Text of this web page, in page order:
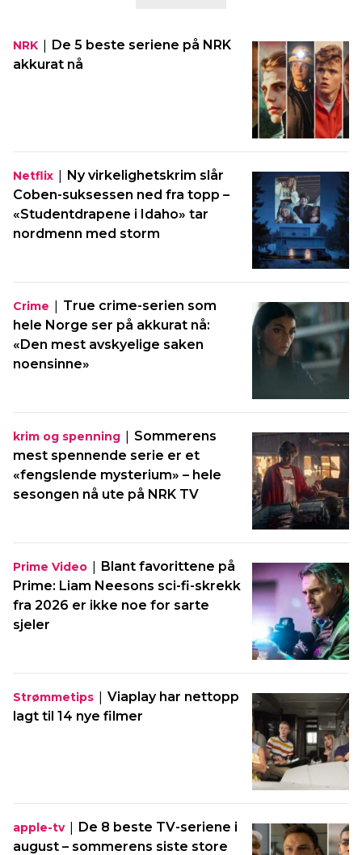
NRK | De 5 beste seriene på NRK
akkurat nå
Netflix | Ny virkelighetskrim slår
Coben-suksessen ned fra topp –
«Studentdrapene i Idaho» tar
nordmenn med storm
Crime | True crime-serien som
hele Norge ser på akkurat nå:
«Den mest avskyelige saken
noensinne»
krim og spenning | Sommerens
mest spennende serie er et
«fengslende mysterium» – hele
sesongen nå ute på NRK TV
Prime Video | Blant favorittene på
Prime: Liam Neesons sci-fi-skrekk
fra 2026 er ikke noe for sarte
sjeler
Strømmetips | Viaplay har nettopp
lagt til 14 nye filmer
apple-tv| De 8 beste TV-seriene i
august – sommerens siste store